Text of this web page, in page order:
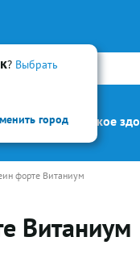
? Выбрать
город
Искать
и гриппЖенское
форте Витаниум
Витаниум